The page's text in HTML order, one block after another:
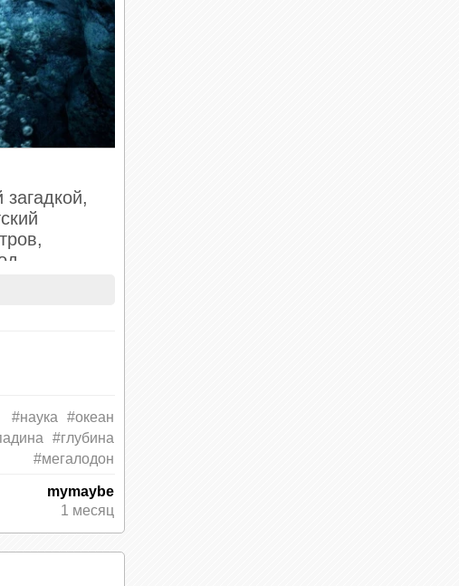
чуть выше
#наука
#океан
#глубина
#мегалодон
mymaybe
1 месяц